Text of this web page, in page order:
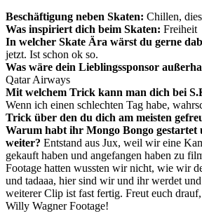
Beschäftigung neben Skaten: Chillen,
Was inspiriert dich beim Skaten: Freiheit
In welcher Skate Ära wärst du gerne
jetzt. Ist schon ok so.
Was wäre dein Lieblingssponsor
Qatar Airways
Mit welchem Trick kann man dich bei
Wenn ich einen schlechten Tag habe,
Trick über den du dich am meisten
Warum habt ihr Mongo Bongo gestartet
weiter? Entstand aus Jux, weil wir eine
gekauft haben und angefangen haben zu
Footage hatten wussten wir nicht, wie wir
und tadaaa, hier sind wir und ihr werdet
weiterer Clip ist fast fertig. Freut euch
Willy Wagner Footage!